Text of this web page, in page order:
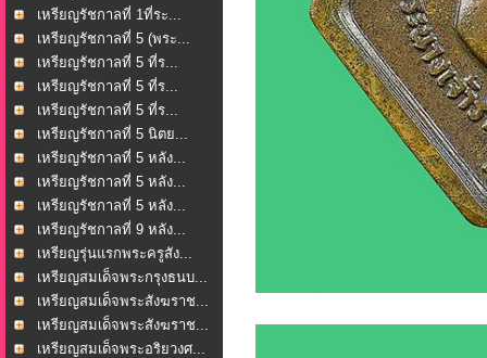
เหรียญรัชกาลที่ 1ที่ระ...
เหรียญรัชกาลที่ 5 (พระ...
เหรียญรัชกาลที่ 5 ที่ร...
เหรียญรัชกาลที่ 5 ที่ร...
เหรียญรัชกาลที่ 5 ที่ร...
เหรียญรัชกาลที่ 5 นิตย...
เหรียญรัชกาลที่ 5 หลัง...
เหรียญรัชกาลที่ 5 หลัง...
เหรียญรัชกาลที่ 5 หลัง...
เหรียญรัชกาลที่ 9 หลัง...
เหรียญรุ่นแรกพระครูสัง...
เหรียญสมเด็จพระกรุงธนบ...
เหรียญสมเด็จพระสังฆราช...
เหรียญสมเด็จพระสังฆราช...
เหรียญสมเด็จพระอริยวงศ...